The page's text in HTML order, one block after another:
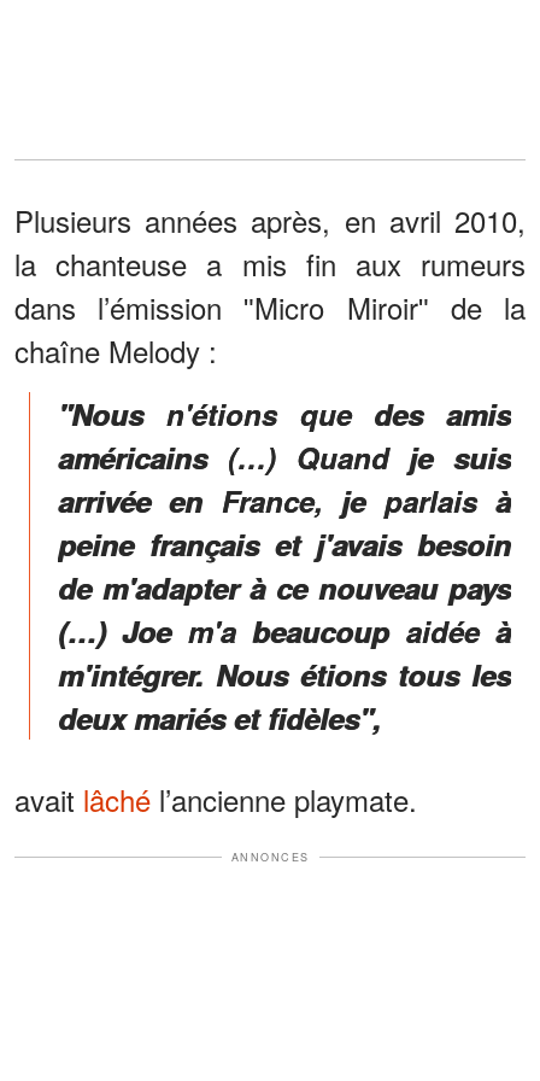
Plusieurs années après, en avril 2010,
la chanteuse a mis fin aux rumeurs
dans l’émission ʺMicro Miroirʺ de la
chaîne Melody :
"Nous n'étions que des amis
américains (…) Quand je suis
arrivée en France, je parlais à
peine français et j'avais besoin
de m'adapter à ce nouveau pays
(…) Joe m'a beaucoup aidée à
m'intégrer. Nous étions tous les
deux mariés et fidèles",
avait lâché l’ancienne playmate.
ANNONCES